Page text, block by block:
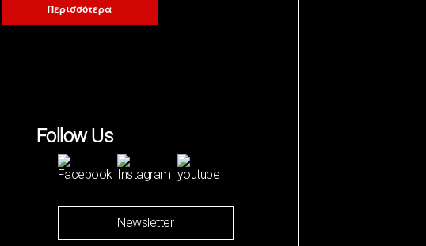
Περισσότερα
Follow Us
Newsletter